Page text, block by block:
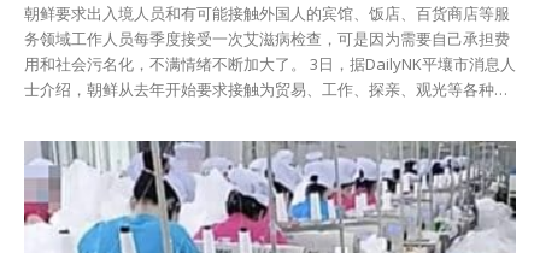
助，使用时间也比较长。 相反，如果没有认识的职员，到了一定时间就
会让学生让出电脑给别人用。如果不太会用电脑需要更长时间的学生就
更不愿意去图书馆了。 消息人士说：“不太会用电脑的学生因为不知道
怎么操作，干脆不敢去图书馆了。”“也就是说家里有电脑，有经济能力
差距也就更大了。”
朝鲜要求出入境人员和有可能接触外国人的宾馆、饭店、百货商店等服
务领域工作人员每季度接受一次艾滋病检查，可是因为需要自己承担费
用和社会污名化，不满情绪不断加大了。 3日，据DailyNK平壤市消息人
士介绍，朝鲜从去年开始要求接触为贸易、工作、探亲、观光等各种目
包括平壤和地方的宾馆、饭店、百货商店的职工。 服务部门工作人员不
仅要定期接受检查，每次的检查费用都由个人承担，所以引发了不满。
消息人士说：“每次检查都要花1美元。”“接受性病检查本身就让人不愉
快，又没有接触外国人的情况下也要反复接受检查，所以很多人表示不
可理解。” 特别是人们对接受检查的女职工有不好的看法，让她们感到